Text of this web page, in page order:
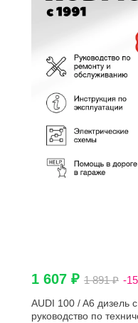
1 607 ₽ 1 891 ₽ -
AUDI 100 / A6 дизель
руководство по